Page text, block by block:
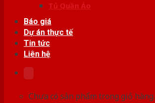
Tủ Quần Áo
Báo giá
Dự án thực tế
Tin tức
Liên hệ
Chưa có sản phẩm trong giỏ hàng.